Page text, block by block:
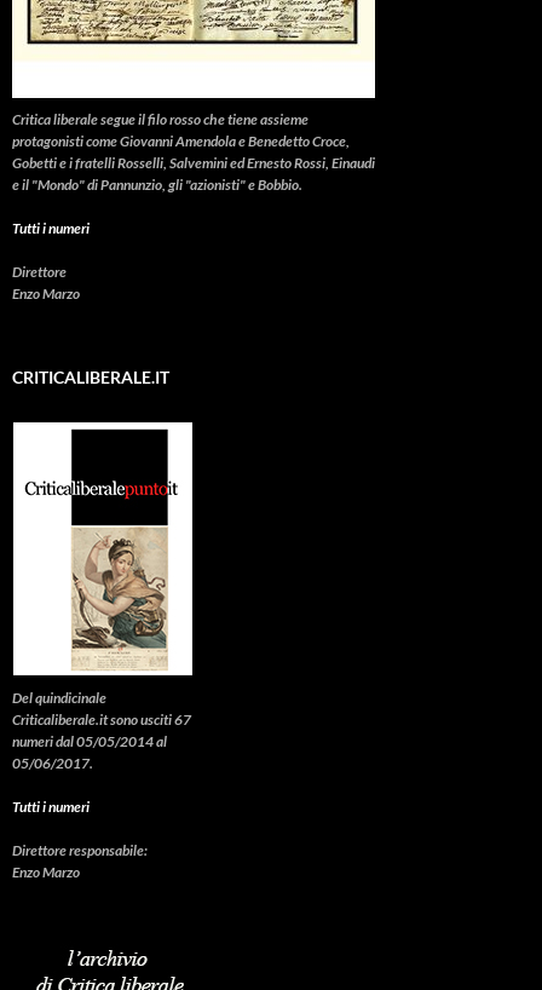
Critica liberalesegue il filo rosso che tiene assieme
protagonisti come Giovanni Amendola e Benedetto Croce,
Gobetti e i fratelli Rosselli, Salvemini ed Ernesto Rossi, Einaudi
e il "Mondo" di Pannunzio, gli "azionisti" e Bobbio.
Tutti i numeri
Direttore
Enzo Marzo
CRITICALIBERALE.IT
Del quindicinale
Criticaliberale.it sono usciti 67
numeri dal 05/05/2014 al
05/06/2017.
Tutti i numeri
Direttore responsabile:
Enzo Marzo